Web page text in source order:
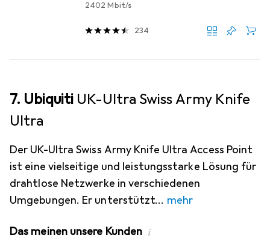
2402 Mbit/s
234
7. Ubiquiti UK-Ultra Swiss Army Knife
Ultra
Der UK-Ultra Swiss Army Knife Ultra Access Point
ist eine vielseitige und leistungsstarke Lösung für
drahtlose Netzwerke in verschiedenen
Umgebungen. Er unterstützt
mehr
Das meinen unsere Kunden i